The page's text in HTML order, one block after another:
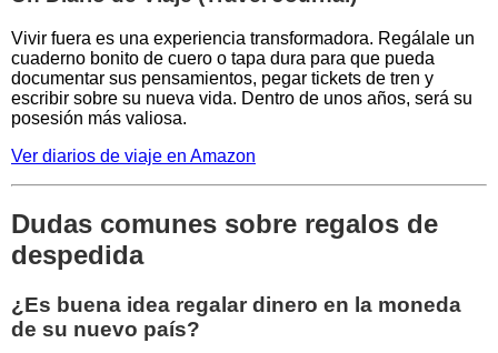
Vivir fuera es una experiencia transformadora. Regálale un
cuaderno bonito de cuero o tapa dura para que pueda
documentar sus pensamientos, pegar tickets de tren y
escribir sobre su nueva vida. Dentro de unos años, será su
posesión más valiosa.
Ver diarios de viaje en Amazon
Dudas comunes sobre regalos de
despedida
¿Es buena idea regalar dinero en la moneda
de su nuevo país?